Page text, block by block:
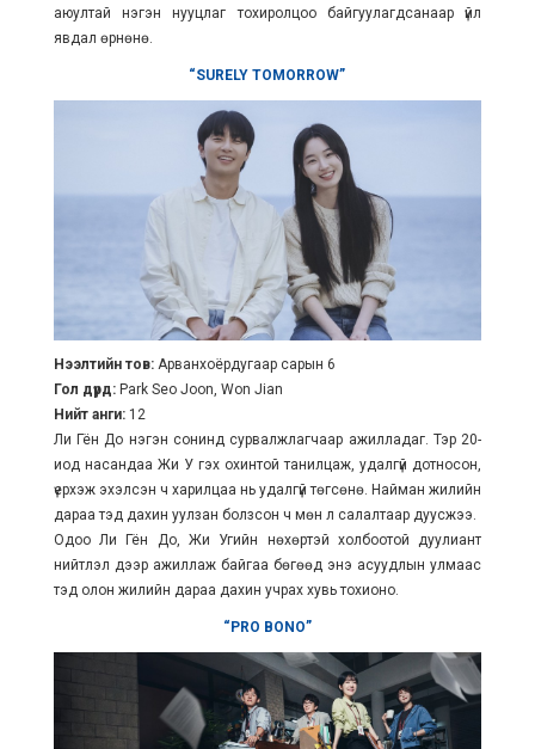
аюултай нэгэн нууцлаг тохиролцоо байгуулагдсанаар үйл
явдал өрнөнө.
“SURELY TOMORROW”
Нээлтийн тов: Арванхоёрдугаар сарын 6
Гол дүрд:Park Seo Joon, Won Jian
Нийт анги:12
Ли Гён До нэгэн сонинд сурвалжлагчаар ажилладаг. Тэр 20-
иод насандаа Жи У гэх охинтой танилцаж, удалгүй дотносон,
үерхэж эхэлсэн ч харилцаа нь удалгүй төгсөнө. Найман жилийн
дараа тэд дахин уулзан болзсон ч мөн л салалтаар дуусжээ.
Одоо Ли Гён До, Жи Угийн нөхөртэй холбоотой дуулиант
нийтлэл дээр ажиллаж байгаа бөгөөд энэ асуудлын улмаас
тэд олон жилийн дараа дахин учрах хувь тохионо.
“PRO BONO”